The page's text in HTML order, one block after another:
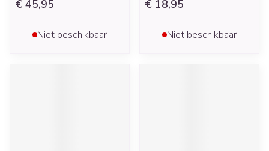
€ 45,95
Niet beschikbaar
€ 18,95
Niet beschikbaar